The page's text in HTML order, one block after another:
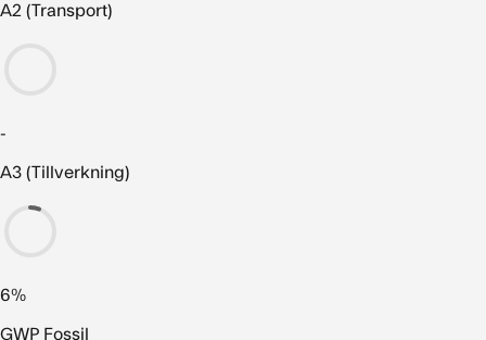
A2 (Transport)
-
A3 (Tillverkning)
6%
GWP Fossil